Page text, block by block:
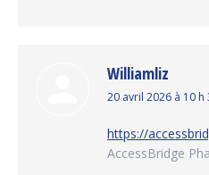
Williamliz
dit
20 avril 2026 à 10 h
https://
AccessBridge